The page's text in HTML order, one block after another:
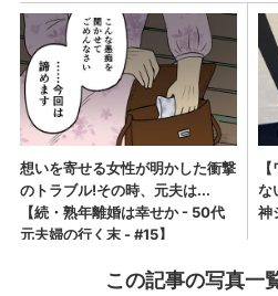
この記事の写真一